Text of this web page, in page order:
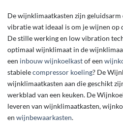
De wijnklimaatkasten zijn geluidsarm
vibratie wat ideaal is om je wijnen op
De stille werking en low vibration
optimaal wijnklimaat in de
een inbouw wijnkoelkastof een
stabielecompressor koeling? De
wijnklimaatkasten aan die geschikt
werkblad van een keuken. De
leveren van wijnklimaatkasten,
en wijnbewaarkasten.